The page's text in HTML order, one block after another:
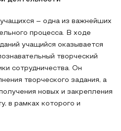
– одна из важнейших
процесса. В ходе
учащийся оказывается
творческий
сотрудничества. Он
творческого задания, а
новых и закрепления
в рамках которого и